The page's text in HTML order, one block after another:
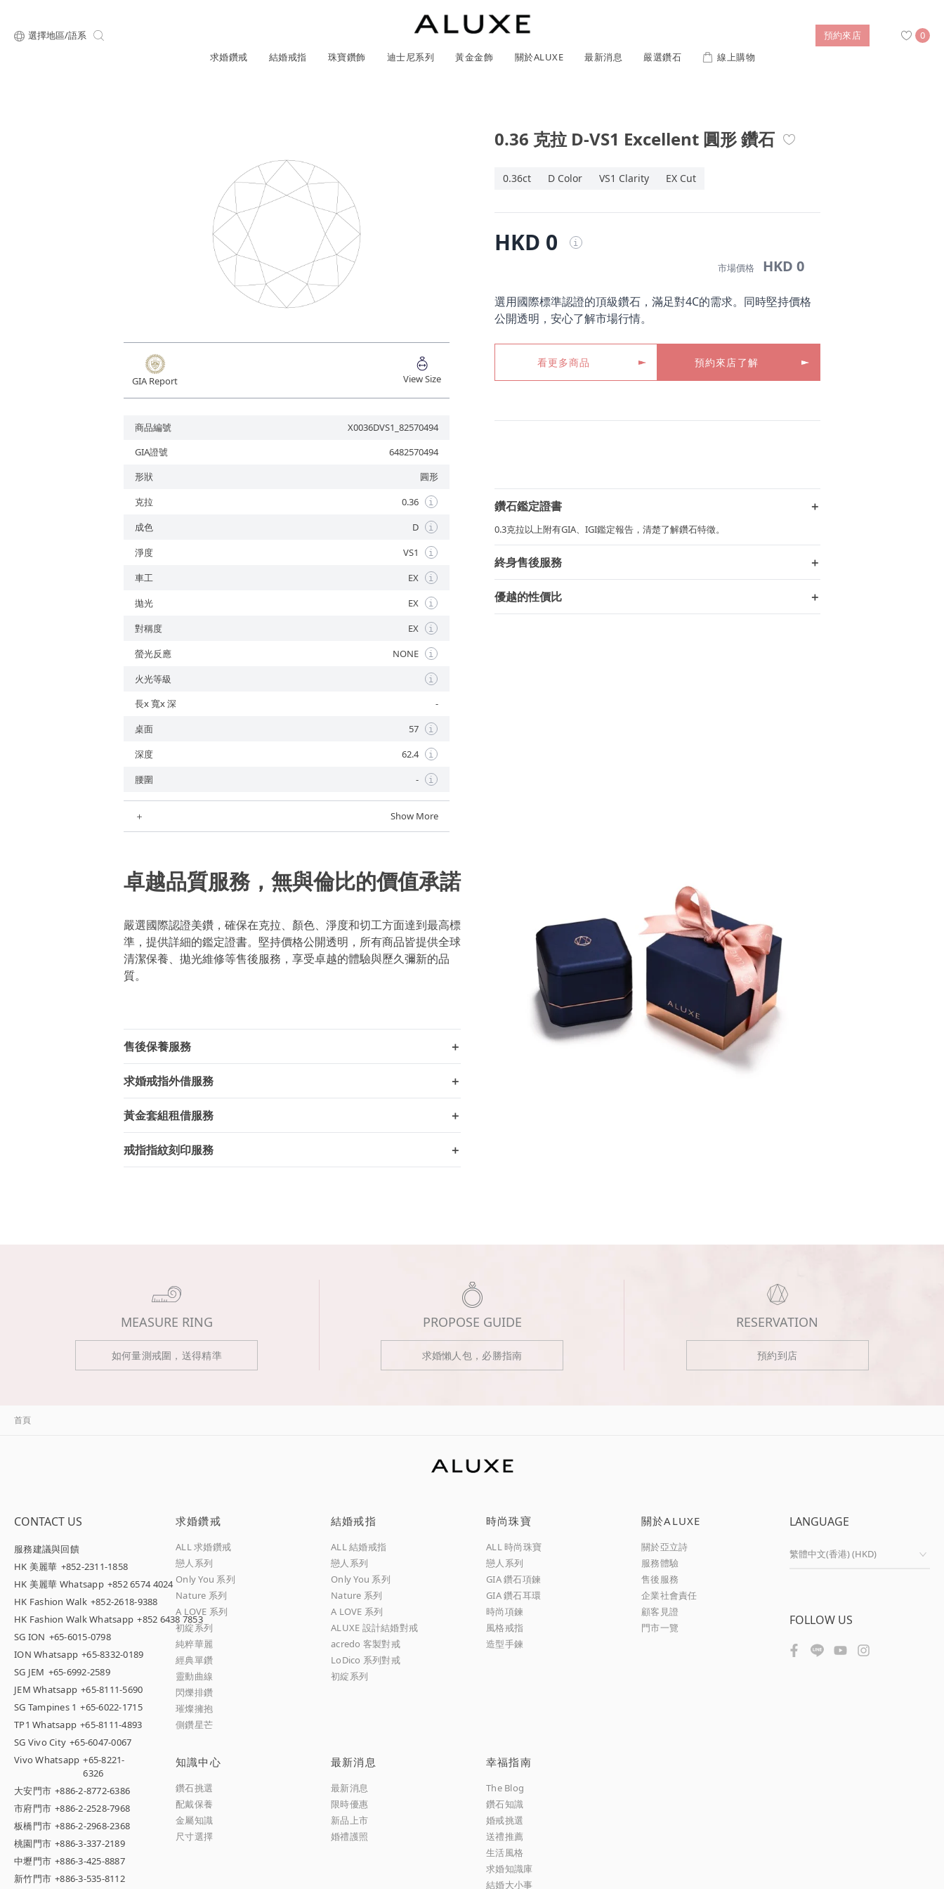
選擇地區/語系
求婚鑽戒
結婚戒指 珠寶鑽飾 迪士尼系列 黃金金飾 關於ALUXE 最新消息 嚴選鑽石 線上購物
預約來店 0
經典單鑽
ROSÉ My Love 粉紅鑽系列 迪士尼系列鑽戒
ALUXE All 結婚對戒
ALL 結婚戒指
GIA鑽石耳環
小熊維尼系列 冰雪奇緣系列
黃金戒指
服務體驗 售後服務
最新消息 幸福指南
祖母綠形
雷地恩形
ALUXE嚴選鑽石
鑽石知識4C
GIA Report View Size
商品編號
X0036DVS1_82570494
GIA證號
6482570494
形狀
圓形
克拉
0.36 i
成色 D i
淨度 VS1 i
車工 EX i
拋光 EX i
對稱度 EX i
螢光反應 NONE i
火光等級 i
長x 寬x 深
-
桌面
57 i
深度 62.4 i
腰圍 - i
＋ Show More
0.36 克拉 D-VS1 Excellent 圓形 鑽石
0.36ct D Color VS1 Clarity EX Cut
HKD 0 i
市場價格 HKD 0
選用國際標準認證的頂級鑽石，滿足對4C的需求。同時堅持價格
公開透明，安心了解市場行情。
看更多商品 預約來店了解
鑽石鑑定證書 ＋
0.3克拉以上附有GIA、IGI鑑定報告，清楚了解鑽石特徵。
終身售後服務 ＋
優越的性價比 ＋
卓越品質服務，無與倫比的價值承諾
嚴選國際認證美鑽，確保在克拉、顏色、淨度和切工方面達到最高標
準，提供詳細的鑑定證書。堅持價格公開透明，所有商品皆提供全球
清潔保養、拋光維修等售後服務，享受卓越的體驗與歷久彌新的品
質。
售後保養服務 ＋
求婚戒指外借服務 ＋
黃金套組租借服務 ＋
戒指指紋刻印服務 ＋
MEASURE RING
如何量測戒圍，送得精準
PROPOSE GUIDE
求婚懶人包，必勝指南
RESERVATION
預約到店
首頁
CONTACT US
服務建議與回饋
HK 美麗華 +852-2311-1858
HK 美麗華 Whatsapp +852 6574 4024
HK Fashion Walk +852-2618-9388
HK Fashion Walk Whatsapp +852 6438 7853
SG ION +65-6015-0798
ION Whatsapp +65-8332-0189
SG JEM +65-6992-2589
JEM Whatsapp +65-8111-5690
SG Tampines 1 +65-6022-1715
TP1 Whatsapp +65-8111-4893
SG Vivo City +65-6047-0067
Vivo Whatsapp +65-8221-
6326
大安門市 +886-2-8772-6386
市府門市 +886-2-2528-7968
板橋門市 +886-2-2968-2368
桃園門市 +886-3-337-2189
中壢門市 +886-3-425-8887
新竹門市 +886-3-535-8112
求婚鑽戒
ALL 求婚鑽戒
戀人系列
Only You 系列
Nature 系列
A LOVE 系列
初綻系列
純粹華麗
經典單鑽
靈動曲線
閃爍排鑽
璀燦擁抱
側鑽星芒
結婚戒指
ALL 結婚戒指
戀人系列
Only You 系列
Nature 系列
A LOVE 系列
ALUXE 設計結婚對戒
acredo 客製對戒
LoDico 系列對戒
初綻系列
時尚珠寶
ALL 時尚珠寶
戀人系列
GIA 鑽石項鍊
GIA 鑽石耳環
時尚項鍊
風格戒指
造型手鍊
關於ALUXE
關於亞立詩
服務體驗
售後服務
企業社會責任
顧客見證
門市一覽
知識中心
鑽石挑選
配戴保養
金屬知識
尺寸選擇
最新消息
最新消息
限時優惠
新品上市
婚禮護照
幸福指南
The Blog
鑽石知識
婚戒挑選
送禮推薦
生活風格
求婚知識庫
結婚大小事
LANGUAGE
FOLLOW US